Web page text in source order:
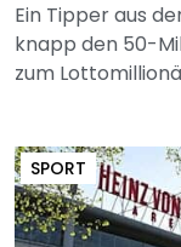
Ein Tipper aus
knapp den 50-
zum
SPORT